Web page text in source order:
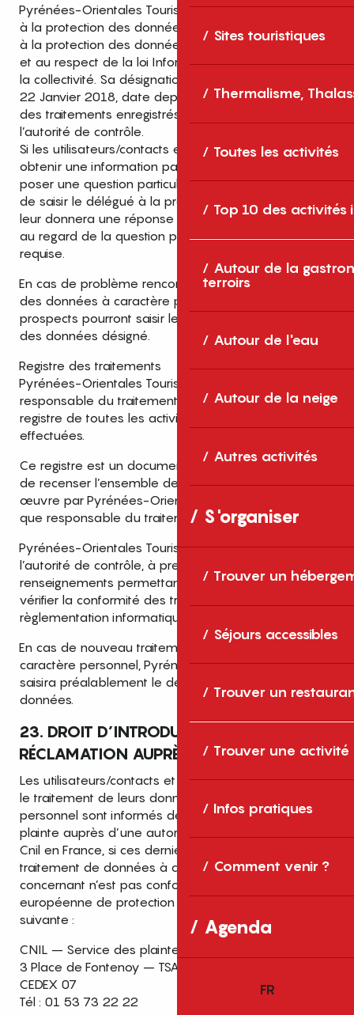
Sites touristiques
Thermalisme,
Toutes les activités
Top 10 des activités
Autour de la
terroirs
Autour de l'eau
Autour de la neige
Autres activités
S'organiser
Trouver un
Séjours accessibles
Trouver un
Trouver une activité
Infos pratiques
Comment venir ?
Agenda
FR
Pyrénées-Orientales Tourisme a nommé un Délégué
à la protection des données (DPO) chargé de veiller
à la protection des données à caractère personnel
et au respect de la loi Informatique et Libertés dans
la collectivité. Sa désignation est effective depuis le
22 Janvier 2018, date depuis laquelle il tient la liste
des traitements enregistrés à la disposition de
l’autorité de contrôle.
Si les utilisateurs/contacts et prospects souhaitent
obtenir une information particulière ou souhaitent
poser une question particulière, il leur sera possible
de saisir le délégué à la protection des données qui
leur donnera une réponse dans un délai raisonnable
au regard de la question posée ou de l’information
requise.
En cas de problème rencontré avec le traitement
des données à caractère personnel, les clients et
prospects pourront saisir le délégué à la protection
des données désigné.
Registre des traitements
Pyrénées-Orientales Tourisme, en tant que
responsable du traitement, s’engage à tenir à jour un
registre de toutes les activités de traitement
effectuées.
Ce registre est un document ou applicatif permettant
de recenser l’ensemble des traitements mis en
œuvre par Pyrénées-Orientales Tourisme en tant
que responsable du traitement.
Pyrénées-Orientales Tourisme s’engage à fournir à
l’autorité de contrôle, à première demande, les
renseignements permettant à ladite autorité de
vérifier la conformité des traitements à la
règlementation informatique et libertés en vigueur.
En cas de nouveau traitement de données à
caractère personnel, Pyrénées-Orientales Tourisme
saisira préalablement le délégué à la protection des
données.
23. DROIT D’INTRODUIRE UNE
RÉCLAMATION AUPRÈS DE LA CNIL
Les utilisateurs/contacts et prospects concernés par
le traitement de leurs données à caractère
personnel sont informés de leur droit d’introduire une
plainte auprès d’une autorité de contrôle, à savoir la
Cnil en France, si ces derniers estiment que le
traitement de données à caractère personnel les
concernant n’est pas conforme à la règlementation
européenne de protection des données, à l’adresse
suivante :
CNIL – Service des plaintes
3 Place de Fontenoy – TSA 80715 – 75334 PARIS
CEDEX 07
Tél : 01 53 73 22 22